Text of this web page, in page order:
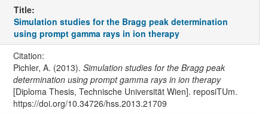
Title:
Simulation studies for the Bragg peak determination
using prompt gamma rays in ion therapy
Citation:
Pichler, A. (2013). Simulation studies for the Bragg peak
determination using prompt gamma rays in ion therapy
[Diploma Thesis, Technische Universität Wien]. reposiTUm.
https://doi.org/10.34726/hss.2013.21709